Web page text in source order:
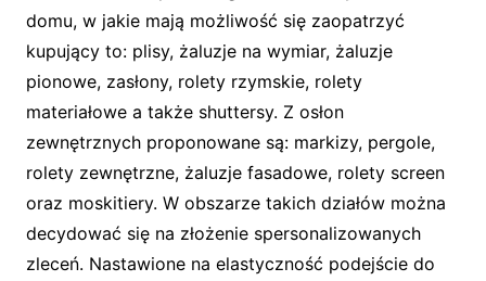
domu, w jakie mają możliwość się zaopatrzyć
kupujący to: plisy, żaluzje na wymiar, żaluzje
pionowe, zasłony, rolety rzymskie, rolety
materiałowe a także shuttersy. Z osłon
zewnętrznych proponowane są: markizy, pergole,
rolety zewnętrzne, żaluzje fasadowe, rolety screen
oraz moskitiery. W obszarze takich działów można
decydować się na złożenie spersonalizowanych
zleceń. Nastawione na elastyczność podejście do